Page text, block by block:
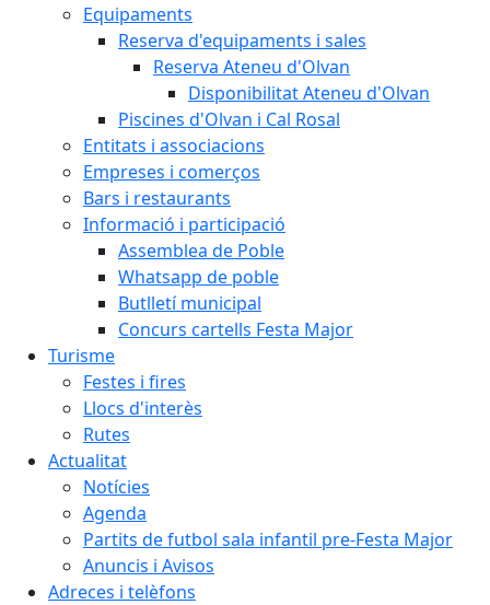
Equipaments
Reserva d'equipaments i sales
Reserva Ateneu d'Olvan
Disponibilitat Ateneu d'Olvan
Piscines d'Olvan i Cal Rosal
Entitats i associacions
Empreses i comerços
Bars i restaurants
Informació i participació
Assemblea de Poble
Whatsapp de poble
Butlletí municipal
Concurs cartells Festa Major
Turisme
Festes i fires
Llocs d'interès
Rutes
Actualitat
Notícies
Agenda
Partits de futbol sala infantil pre-Festa Major
Anuncis i Avisos
Adreces i telèfons